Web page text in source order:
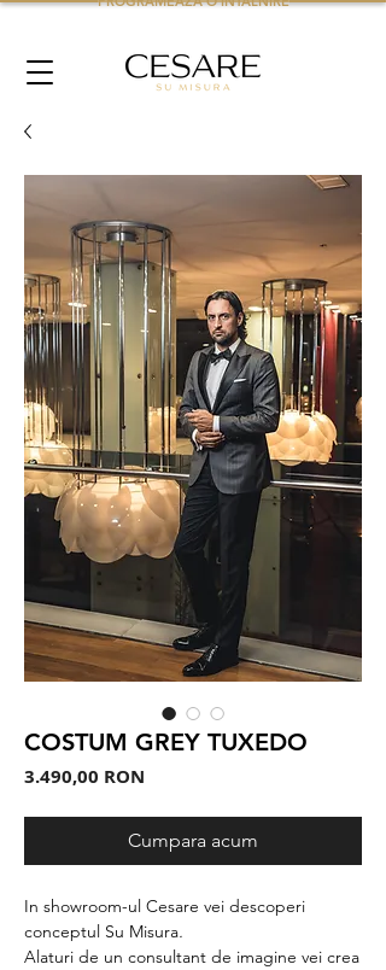
COSTUM GREY TUXEDO
3.490,00 RON
Cumpara acum
In showroom-ul Cesare vei descoperi
conceptul Su Misura.
Alaturi de un consultant de imagine vei crea